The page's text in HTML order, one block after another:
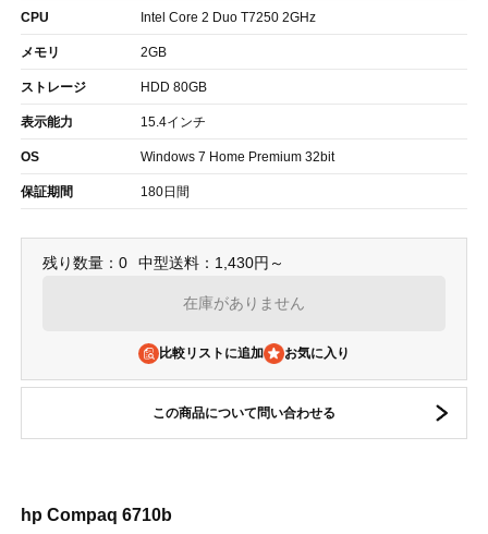
CPU Intel Core 2 Duo T7250 2GHz
メモリ 2GB
ストレージ HDD 80GB
表示能力 15.4インチ
OS Windows 7 Home Premium 32bit
保証期間 180日間
残り数量：0 中型送料：1,430円～
在庫がありません
比較リストに追加
この商品について問い合わせる
hp Compaq 6710b